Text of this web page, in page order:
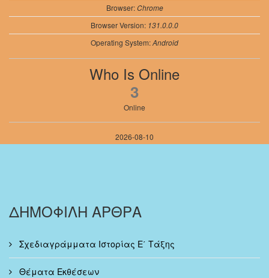
Browser:Chrome
Browser Version: 131.0.0.0
Operating System:Android
Who Is Online
3
Online
2026-08-10
ΔΗΜΟΦΙΛΗ ΑΡΘΡΑ
Σχεδιαγράμματα Ιστορίας Ε΄ Τάξης
Θέματα Εκθέσεων